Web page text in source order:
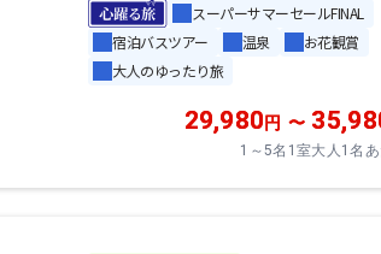
スーパーサマーセールFINAL
宿泊バスツアー
温泉
お花観賞
大人のゆったり旅
29,980円 〜
1～5名1室大人1名あ